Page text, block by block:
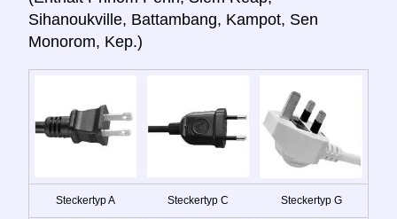
Sihanoukville, Battambang, Kampot, Sen
Monorom, Kep.)
Steckertyp A Steckertyp C Steckertyp G